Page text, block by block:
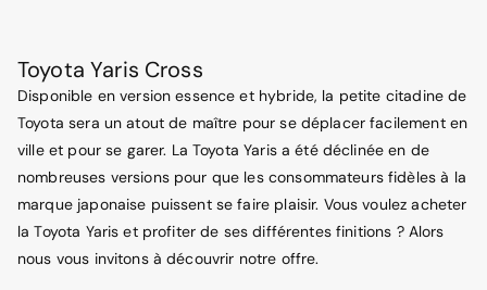
Toyota Yaris Cross
Disponible en version essence et hybride, la petite citadine de
Toyota sera un atout de maître pour se déplacer facilement en
ville et pour se garer. La Toyota Yaris a été déclinée en de
nombreuses versions pour que les consommateurs fidèles à la
marque japonaise puissent se faire plaisir. Vous voulez acheter
la Toyota Yaris et profiter de ses différentes finitions ? Alors
nous vous invitons à découvrir notre offre.